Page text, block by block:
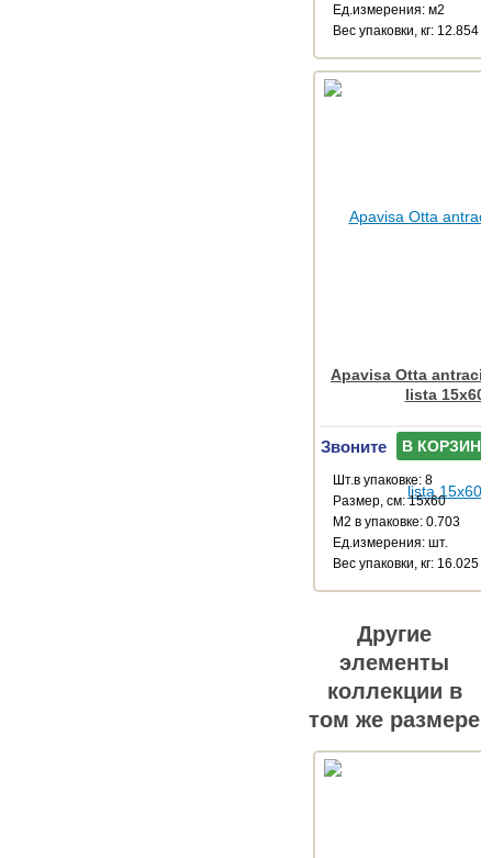
Ед.измерения: м2
Веc упаковки, кг: 12.854
Apavisa Otta
lista 15x60
Звоните В КОРЗИНУ
Шт.в упаковке: 8
Размер, см: 15x60
М2 в упаковке: 0.703
Ед.измерения: шт.
Веc упаковки, кг: 16.025
Другие
элементы
коллекции в
том же размере